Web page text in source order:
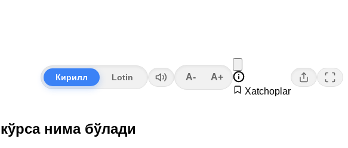
Кирилл Lotin A-
A+
Xatchoplar
нима бўлади